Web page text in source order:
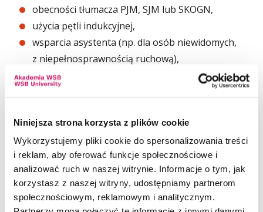
Niniejsza strona korzysta z plików cookie
Wykorzystujemy pliki cookie do spersonalizowania treści
i reklam, aby oferować funkcje społecznościowe i
analizować ruch w naszej witrynie. Informacje o tym, jak
korzystasz z naszej witryny, udostępniamy partnerom
społecznościowym, reklamowym i analitycznym.
obecności tłumacza PJM, SJM lub SKOGN,
użycia pętli indukcyjnej,
wsparcia asystenta (np. dla osób niewidomych,
z niepełnosprawnością ruchową),
wydłużenia czasu zajęć, egzaminów,
uwzględnienia specjalnych potrzeb
zapewnienia warunków dla psa asystującego,
oraz innych, indywidualnie określonych potrzeb.
Jak zgłosić potrzeby?
Wypełniony formularz zgłoszenia dostępny
w załączniku do pobrania można złożyć: